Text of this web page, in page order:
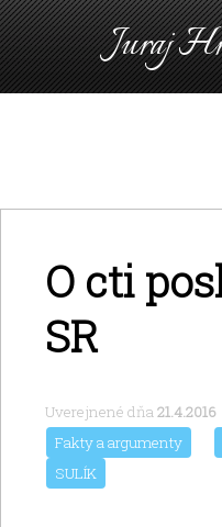
Juraj
FAKTY A
O MNE
O cti
SR
Uverejnené dňa21.4.2016
Fakty a argumenty
SULÍK